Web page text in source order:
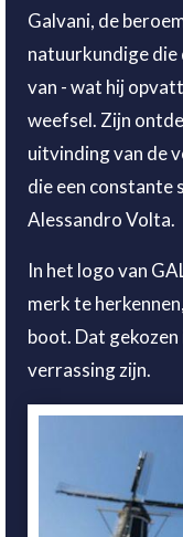
Galvani, de
natuurkundige
van - wat hij
weefsel. Zijn
uitvinding van de
die een
Alessandro Volta.
In het logo van
merk te
boot. Dat
verrassing zijn.